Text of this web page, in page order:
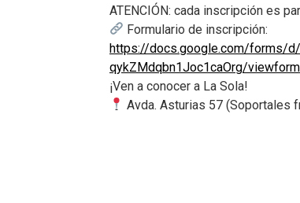
ATENCIÓN: cada inscripción es
Formulario de inscripción:
https://docs.google.com/forms/d/
qykZMdqbn1Joc1caOrg/viewform
¡Ven a conocer a La Sola!
Avda. Asturias 57 (Soportales